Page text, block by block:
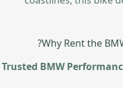
Why Rent the
Trusted BMW